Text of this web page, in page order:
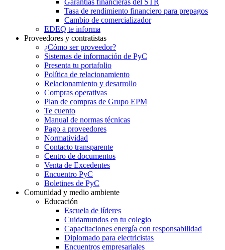
Garantías financieras del STR
Tasa de rendimiento financiero para prepagos
Cambio de comercializador
EDEQ te informa
Proveedores y contratistas
¿Cómo ser proveedor?
Sistemas de información de PyC
Presenta tu portafolio
Política de relacionamiento
Relacionamiento y desarrollo
Compras operativas
Plan de compras de Grupo EPM
Te cuento
Manual de normas técnicas
Pago a proveedores
Normatividad
Contacto transparente
Centro de documentos
Venta de Excedentes
Encuentro PyC
Boletines de PyC
Comunidad y medio ambiente
Educación
Escuela de líderes
Cuidamundos en tu colegio
Capacitaciones energía con responsabilidad
Diplomado para electricistas
Encuentros empresariales